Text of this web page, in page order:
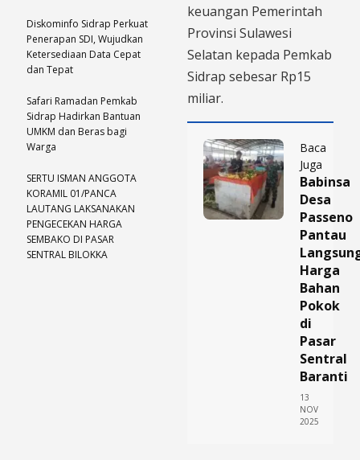
keuangan Pemerintah
Provinsi Sulawesi
Selatan kepada Pemkab
Sidrap sebesar Rp15
miliar.
Baca
Juga
Babinsa
Desa
Passeno
Pantau
Harga
Bahan
Pokok
di
Pasar
Sentral
Baranti
13
NOV
2025
Diskominfo Sidrap Perkuat
Penerapan SDI, Wujudkan
Ketersediaan Data Cepat
dan Tepat
Safari Ramadan Pemkab
Sidrap Hadirkan Bantuan
UMKM dan Beras bagi
Warga
SERTU ISMAN ANGGOTA
KORAMIL 01/PANCA
LAUTANG LAKSANAKAN
PENGECEKAN HARGA
SEMBAKO DI PASAR
SENTRAL BILOKKA